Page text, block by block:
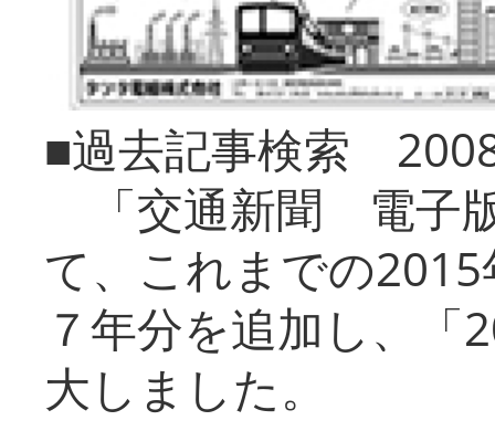
■過去記事検索
「交通新聞 電子
て、これまでの
７年分を追加し、「
大しまし